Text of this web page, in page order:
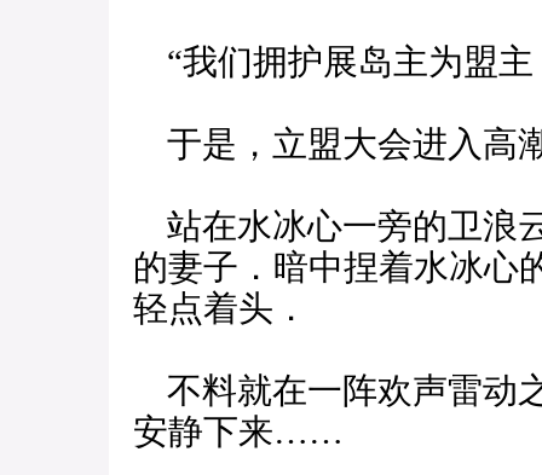
“我们拥护展岛主为盟
于是，立盟大会进入高
站在水冰心一旁的卫浪
的妻子．暗中捏着水冰心
轻点着头．
不料就在一阵欢声雷动
安静下来……